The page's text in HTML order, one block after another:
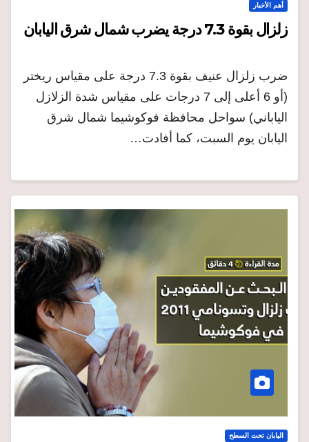
أهم الأخبار
زلزال بقوة 7.3 درجة يضرب شمال شرق اليابان
ضرب زلزال عنيف بقوة 7.3 درجة على مقياس ريختر
(أو 6 أعلى إلى 7 درجات على مقياس شدة الزلازل
الياباني) سواحل محافظة فوكوشيما شمال شرق
اليابان يوم السبت، كما أفادت…
اليابان تحت السطح